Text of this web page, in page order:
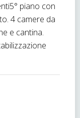
piano con
4 camere da
e cantina.